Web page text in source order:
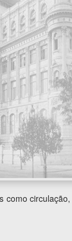
como